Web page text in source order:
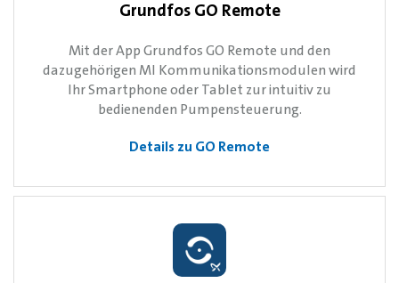
Grundfos GO Remote
Mit der App Grundfos GO Remote und den
dazugehörigen MI Kommunikationsmodulen wird
Ihr Smartphone oder Tablet zur intuitiv zu
bedienenden Pumpensteuerung.
Details zu GO Remote